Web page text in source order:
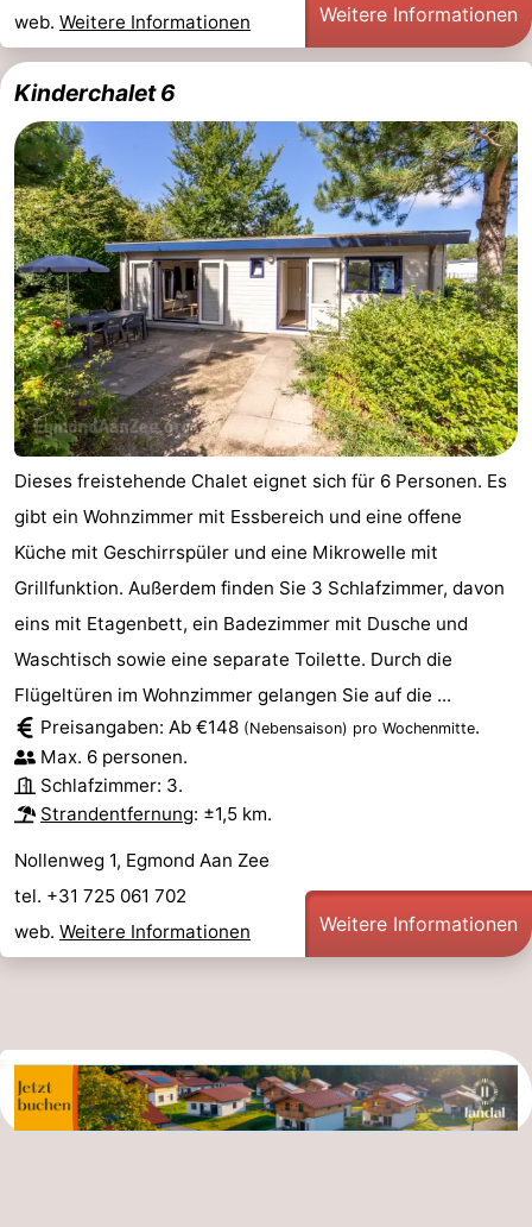
web. Weitere Informationen Weitere Informationen
Kinderchalet 6
Dieses freistehende Chalet eignet sich für 6 Personen. Es
gibt ein Wohnzimmer mit Essbereich und eine offene
Küche mit Geschirrspüler und eine Mikrowelle mit
Grillfunktion. Außerdem finden Sie 3 Schlafzimmer, davon
eins mit Etagenbett, ein Badezimmer mit Dusche und
Waschtisch sowie eine separate Toilette. Durch die
Flügeltüren im Wohnzimmer gelangen Sie auf die ...
Preisangaben: Ab €148 (Nebensaison) pro Wochenmitte.
Max. 6 personen.
Schlafzimmer: 3.
Strandentfernung: ±1,5 km.
Nollenweg 1, Egmond Aan Zee
tel. +31 725 061 702
web. Weitere Informationen Weitere Informationen